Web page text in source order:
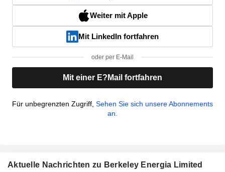
Weiter mit Apple
Mit LinkedIn fortfahren
oder per E-Mail
Mit einer E?Mail fortfahren
Für unbegrenzten Zugriff, Sehen Sie sich unsere Abonnements
an.
Aktuelle Nachrichten zu Berkeley Energia Limited